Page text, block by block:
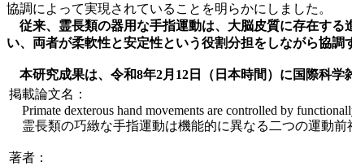
協調によって実現されていることを明らかにしました。
従来、霊長類の器用な手指運動は、大脳皮質に存在す
い、両者が柔軟性と安定性という役割分担をしながら協
本研究成果は、令和8年2月12日（日本時間）に国際科学
掲載論文名：
Primate dexterous hand movements are controlled by
霊長類の巧緻な手指運動は機能的に異なる二つの運動前
著者：